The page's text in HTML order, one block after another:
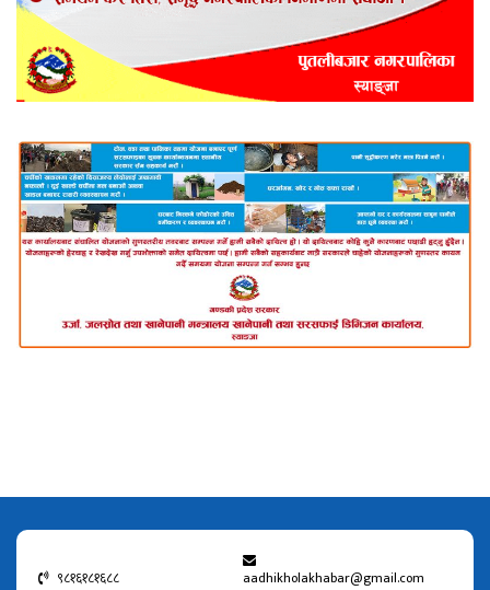
९८१६१८१६८८
aadhikholakhabar@gmail.com